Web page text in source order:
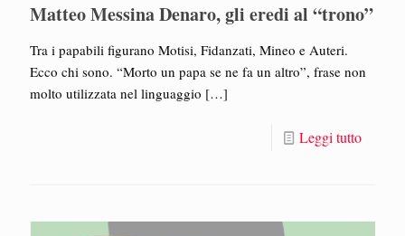
Matteo Messina Denaro, gli eredi al “trono”
Tra i papabili figurano Motisi, Fidanzati, Mineo e Auteri.
Ecco chi sono. “Morto un papa se ne fa un altro”, frase non
molto utilizzata nel linguaggio […]
Leggi tutto